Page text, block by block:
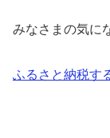
みなさまの気に
ふるさと納税す